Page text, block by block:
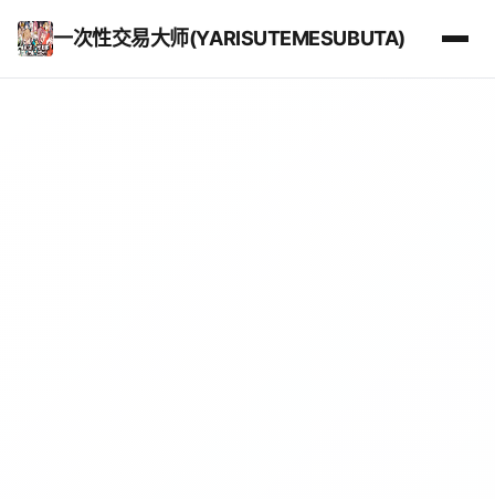
一次性交易大师(YARISUTEMESUBUTA)